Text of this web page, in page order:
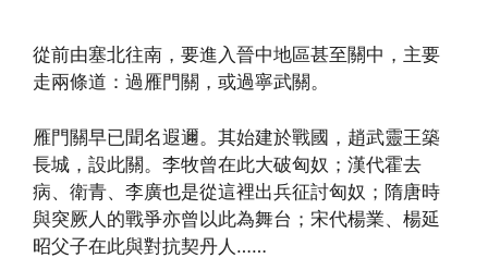
從前由塞北往南，要進入晉中地區甚至關中，主要
走兩條道：過雁門關，或過寧武關。
雁門關早已聞名遐邇。其始建於戰國，趙武靈王築
長城，設此關。李牧曾在此大破匈奴；漢代霍去
病、衛青、李廣也是從這裡出兵征討匈奴；隋唐時
與突厥人的戰爭亦曾以此為舞台；宋代楊業、楊延
昭父子在此與對抗契丹人……